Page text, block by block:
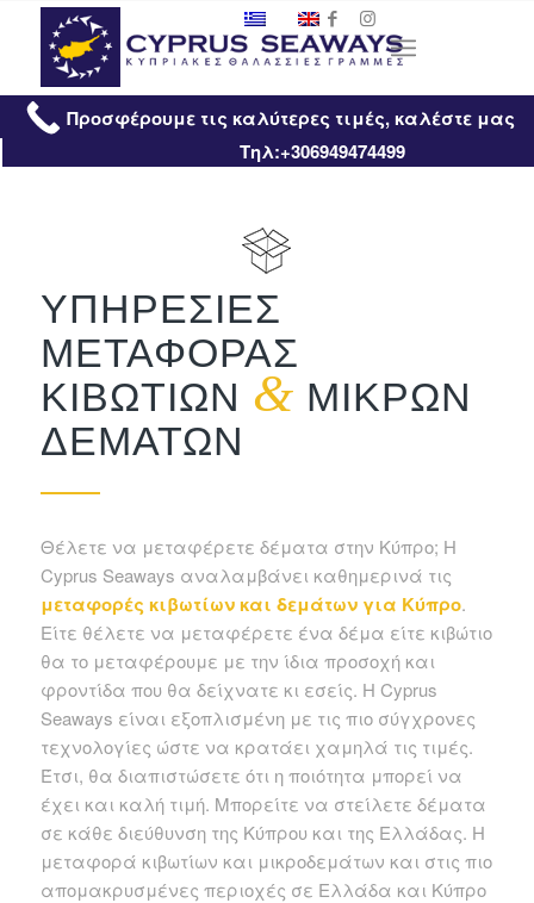
Τηλ:+306949474499
ΥΠΗΡΕΣΙΕΣ
ΜΕΤΑΦΟΡΑΣ
ΚΙΒΩΤΙΩΝ & ΜΙΚΡΩΝ
ΔΕΜΑΤΩΝ
Θέλετε να μεταφέρετε δέματα στην Κύπρο; Η
Cyprus Seaways αναλαμβάνει καθημερινά τις
μεταφορές κιβωτίων και δεμάτων για Κύπρο.
Είτε θέλετε να μεταφέρετε ένα δέμα είτε κιβώτιο
θα το μεταφέρουμε με την ίδια προσοχή και
φροντίδα που θα δείχνατε κι εσείς. Η Cyprus
Seaways είναι εξοπλισμένη με τις πιο σύγχρονες
τεχνολογίες ώστε να κρατάει χαμηλά τις τιμές.
Έτσι, θα διαπιστώσετε ότι η ποιότητα μπορεί να
έχει και καλή τιμή. Μπορείτε να στείλετε δέματα
σε κάθε διεύθυνση της Κύπρου και της Ελλάδας. Η
μεταφορά κιβωτίων και μικροδεμάτων και στις πιο
απομακρυσμένες περιοχές σε Ελλάδα και Κύπρο
Προσφέρουμε τις καλύτερες τιμές, καλέστε μας